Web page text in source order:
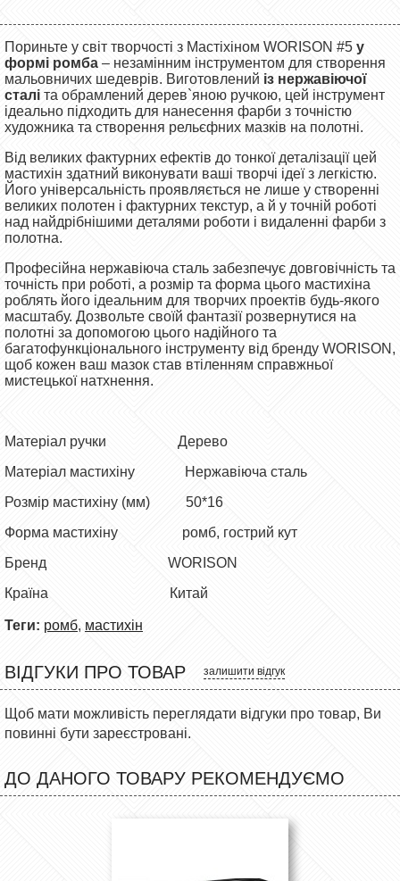
Пориньте у світ творчості з Мастіхіном WORISON #5 у
формі ромба – незамінним інструментом для створення
мальовничих шедеврів. Виготовлений із нержавіючої
сталі та обрамлений дерев`яною ручкою, цей інструмент
ідеально підходить для нанесення фарби з точністю
художника та створення рельєфних мазків на полотні.
Від великих фактурних ефектів до тонкої деталізації цей
мастихін здатний виконувати ваші творчі ідеї з легкістю.
Його універсальність проявляється не лише у створенні
великих полотен і фактурних текстур, а й у точній роботі
над найдрібнішими деталями роботи і видаленні фарби з
полотна.
Професійна нержавіюча сталь забезпечує довговічність та
точність при роботі, а розмір та форма цього мастихіна
роблять його ідеальним для творчих проектів будь-якого
масштабу. Дозвольте своїй фантазії розвернутися на
полотні за допомогою цього надійного та
багатофункціонального інструменту від бренду WORISON,
щоб кожен ваш мазок став втіленням справжньої
мистецької натхнення.
Матеріал ручки
Дерево
Матеріал мастихіну
Нержавіюча сталь
Розмір мастихіну (мм)
50*16
Форма мастихіну
ромб, гострий кут
Бренд
WORISON
Країна
Китай
Теги: ромб, мастихін
ВІДГУКИ ПРО ТОВАР залишити відгук
Щоб мати можливість переглядати відгуки про товар, Ви
повинні бути зареєстровані.
ДО ДАНОГО ТОВАРУ РЕКОМЕНДУЄМО